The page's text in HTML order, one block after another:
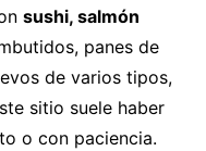
sushi, salmón
panes de
de varios tipos,
sitio suele haber
o con paciencia.